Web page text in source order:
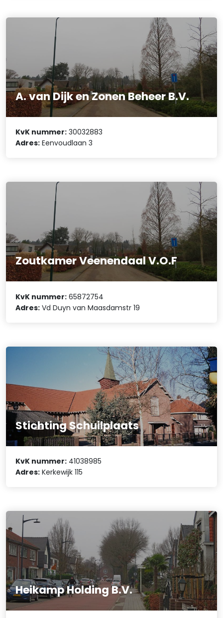
A. van Dijk en Zonen Beheer B.V.
KvK nummer: 30032883
Adres: Eenvoudlaan 3
Zoutkamer Veenendaal V.O.F
KvK nummer: 65872754
Adres: Vd Duyn van Maasdamstr 19
Stichting Schuilplaats
KvK nummer: 41038985
Adres: Kerkewijk 115
Heikamp Holding B.V.